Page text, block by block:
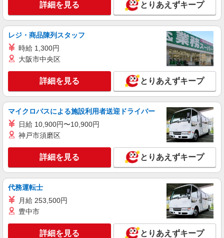
キープ 詳細を見る
株式会社kotrio /●UT-H-2067453
いつもの家事がお仕事に！？少人数の福祉施設
時給1500円〜2125円 ＜日払い有/週払い有/交
通費全支給(ガソリン代含む)＞
大田原市
キープ 詳細を見る
派遣社員
大田原市｜まずは送迎業務で活躍しよう◎デイ
サービスSTAFF
時給1500円〜2125円 ＜日払い有/週払い有/交
大田原市内多数 マイカー通勤OK
キープ 詳細を見る
詳細を見る とりあえずキープ
レジ・商品陳列スタッフ
時給 1,300円
大阪市中央区
詳細を見る とりあえずキープ
マイクロバスによる施設利用者送迎ドライバー
日給 10,900円〜10,900円
神戸市須磨区
詳細を見る とりあえずキープ
代務運転士
月給 253,500円
豊中市
詳細を見る とりあえずキープ